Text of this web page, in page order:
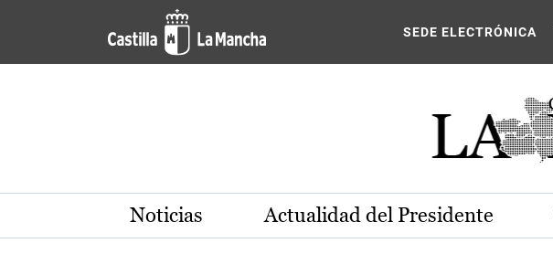
Pasar al contenido principal
SEDE ELECTRÓNICA
Noticias Actualidad del Presidente